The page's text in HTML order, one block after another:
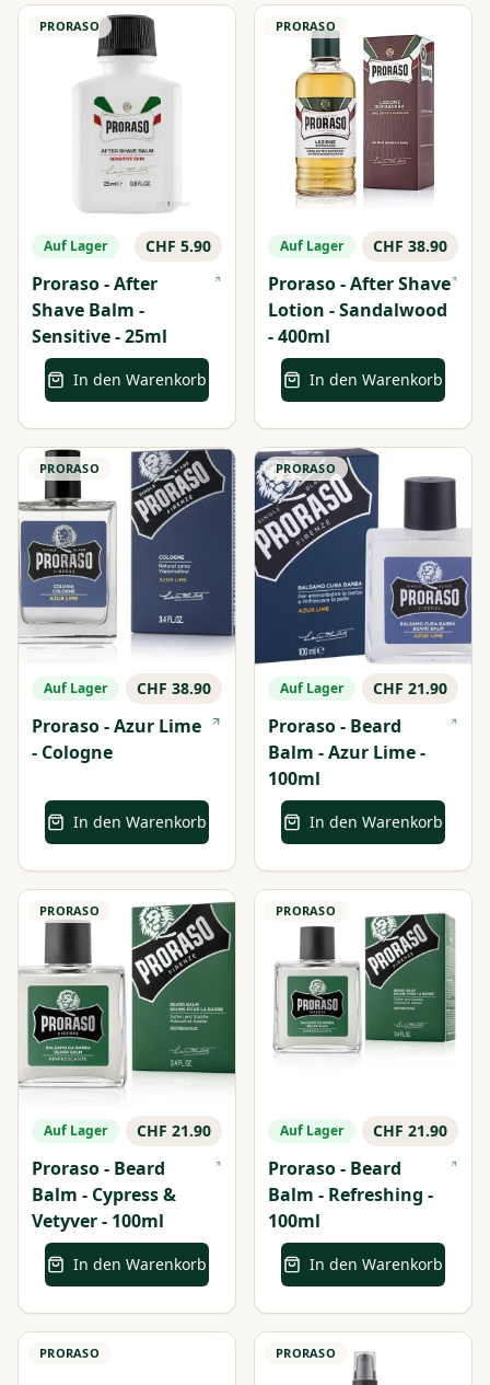
PRORASO
Auf Lager CHF 5.90
Proraso - After
Shave Balm -
Sensitive - 25ml
In den Warenkorb
PRORASO
Auf Lager CHF 38.90
Proraso - After Shave
Lotion - Sandalwood
- 400ml
In den Warenkorb
PRORASO
Auf Lager CHF 38.90
Proraso - Azur Lime
- Cologne
In den Warenkorb
PRORASO
Auf Lager CHF 21.90
Proraso - Beard
Balm - Azur Lime -
100ml
In den Warenkorb
PRORASO
Auf Lager CHF 21.90
Proraso - Beard
Balm - Cypress &
Vetyver - 100ml
In den Warenkorb
PRORASO
Auf Lager CHF 21.90
Proraso - Beard
Balm - Refreshing -
100ml
In den Warenkorb
PRORASO PRORASO